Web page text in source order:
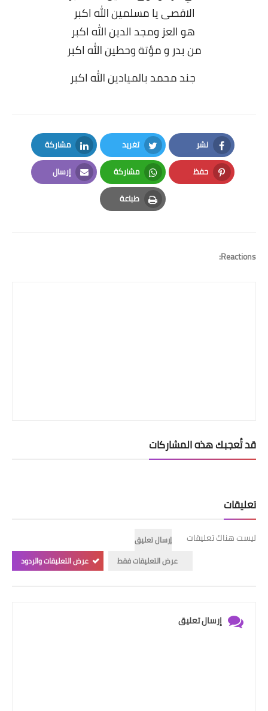
الاقصى يا مسلمين الله اكبر
هو العز ومجد الدين الله اكبر
من بدر و مؤتة وحطين الله اكبر
جند محمد بالميادين الله اكبر
نشر
Facebook
تغريد
Twitter
مشاركة
LinkedIn
حفظ
Pinterest
مشاركة
Whatsapp
إرسال
Email
طباعة
Print
Reactions:
قد تُعجبك هذه المشاركات
تعليقات
ليست هناك تعليقات
إرسال تعليق
عرض التعليقات فقط
عرض التعليقات والردود
إرسال تعليق